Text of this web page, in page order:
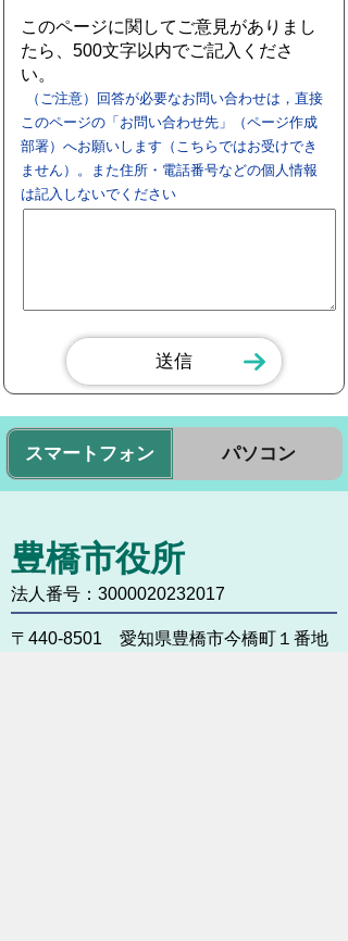
このページに関してご意見がありまし
たら、500文字以内でご記入くださ
い。
（ご注意）回答が必要なお問い合わせは，直接
このページの「お問い合わせ先」（ページ作成
部署）へお願いします（こちらではお受けでき
ません）。また住所・電話番号などの個人情報
は記入しないでください
スマートフォン パソコン
豊橋市役所
法人番号：3000020232017
〒440-8501 愛知県豊橋市今橋町１番地